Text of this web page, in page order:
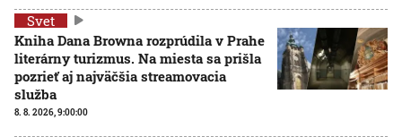
Svet
Kniha Dana Browna rozprúdila v Prahe
literárny turizmus. Na miesta sa prišla
pozrieť aj najväčšia streamovacia
služba
8. 8. 2026, 9:00:00